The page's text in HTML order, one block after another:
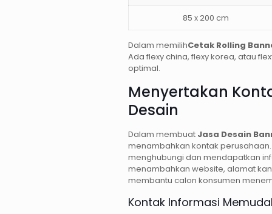
85 x 200 cm
Dalam memilihCetak Rolling
Ada flexy china, flexy korea, atau
optimal.
Menyertakan
Desain
Dalam membuat Jasa Desain
menambahkan kontak
menghubungi dan mendapatkan
menambahkan website, alamat
membantu calon konsumen
Kontak Informasi